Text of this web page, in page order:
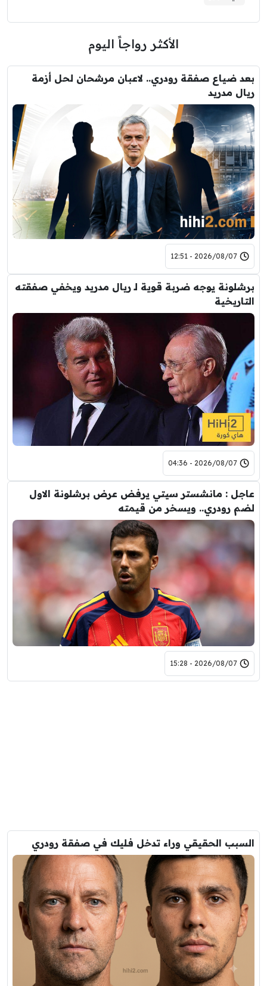
الأكثر رواجاً اليوم
بعد ضياع صفقة رودري.. لاعبان مرشحان لحل أزمة
ريال مدريد
2026/08/07 - 12:51
برشلونة يوجه ضربة قوية لـ ريال مدريد ويخفي صفقته
التاريخية
2026/08/07 - 04:36
عاجل : مانشستر سيتي يرفض عرض برشلونة الاول
لضم رودري.. ويسخر من قيمته
2026/08/07 - 15:28
السبب الحقيقي وراء تدخل فليك في صفقة رودري